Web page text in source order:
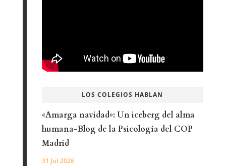
LOS COLEGIOS HABLAN
«Amarga navidad»: Un iceberg del alma
humana-Blog de la Psicología del COP
Madrid
31 Jul 2026